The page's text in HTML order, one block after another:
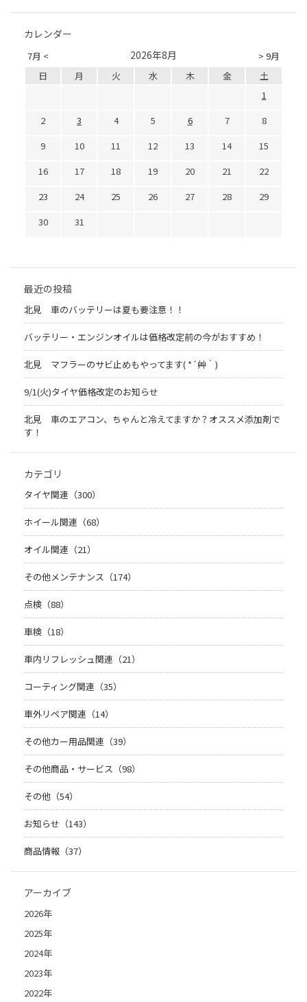
カレンダー
7月 < > 9月
2026年8月
日 月 火 水 木 金
土
1
2
3 4 5 6 7
8
9
10 11 12 13 14
15
16
17 18 19 20 21
22
23
24 25 26 27 28
29
30
31
最近の投稿
北見 車のバッテリーは夏も要注意！！
バッテリー・エンジンオイルは価格改定前の今がおすすめ！
北見 マフラーのサビ止めもやってます( *´艸｀)
9/1(火)タイヤ価格改定のお知らせ
北見 車のエアコン、ちゃんと冷えてますか？オススメ添加剤で
す！
カテゴリ
タイヤ関連（300）
ホイール関連（68）
オイル関連（21）
その他メンテナンス（174）
点検（88）
車検（18）
車内リフレッシュ関連（21）
コーティング関連（35）
車外リペア関連（14）
その他カー用品関連（39）
その他商品・サービス（98）
その他（54）
お知らせ（143）
商品情報（37）
アーカイブ
2026年
2025年
2024年
2023年
2022年